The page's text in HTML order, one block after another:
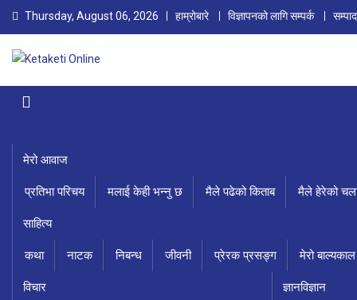
content
Thursday, August 06, 2026 हाम्रोबारे विज्ञापनको लागि सम्पर्क
Ketaketi Online
मेरो आवाज
प्रतिभा परिचय मलाई केही भन्नु छ मैले पढेको किताब मैले हेरेको
साहित्य
कथा नाटक निबन्ध जीवनी प्रेरक प्रसङ्ग मेरो बाल्यकाल
विचार ज्ञानविज्ञान